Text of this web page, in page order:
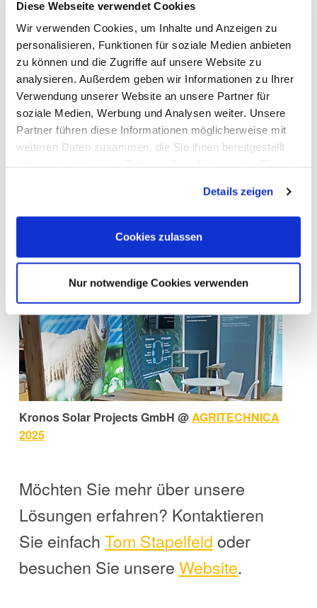
Diese Webseite verwendet Cookies
Wir verwenden Cookies, um Inhalte und Anzeigen zu
personalisieren, Funktionen für soziale Medien anbieten
zu können und die Zugriffe auf unsere Website zu
analysieren. Außerdem geben wir Informationen zu Ihrer
Verwendung unserer Website an unsere Partner für
soziale Medien, Werbung und Analysen weiter. Unsere
Partner führen diese Informationen möglicherweise mit
weiteren Daten zusammen, die Sie ihnen bereitgestellt
Cookies, wenn Sie unsere Webseite weiterhin nutzen.
Details zeigen
Cookies zulassen
Nur notwendige Cookies verwenden
morgen.
📍Kronos Solar Projects GmbH –
Halle 24, Stand 24D31
📅AGRITECHNICA 2025, 9.–15.
Kronos Solar Projects GmbH @ AGRITECHNICA
2025
Möchten Sie mehr über unsere
Lösungen erfahren? Kontaktieren
Sie einfach Tom Stapelfeld oder
besuchen Sie unsere Website.